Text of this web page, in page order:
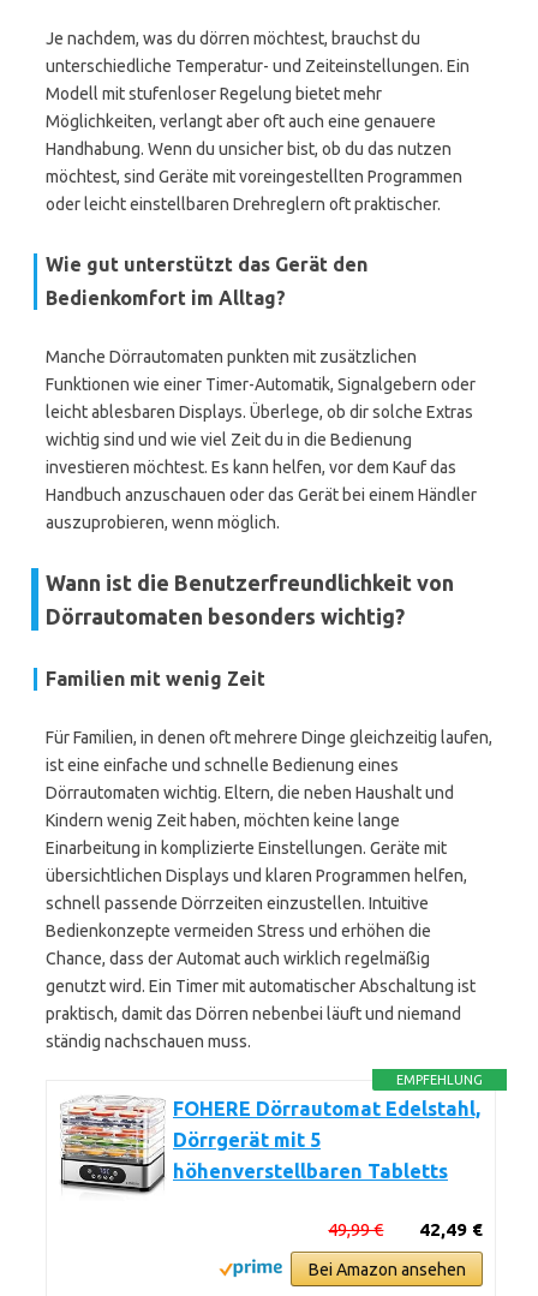
Je nachdem, was du dörren möchtest, brauchst du
unterschiedliche Temperatur- und Zeiteinstellungen. Ein
Modell mit stufenloser Regelung bietet mehr
Möglichkeiten, verlangt aber oft auch eine genauere
Handhabung. Wenn du unsicher bist, ob du das nutzen
möchtest, sind Geräte mit voreingestellten Programmen
oder leicht einstellbaren Drehreglern oft praktischer.
Wie gut unterstützt das Gerät den
Bedienkomfort im Alltag?
Manche Dörrautomaten punkten mit zusätzlichen
Funktionen wie einer Timer-Automatik, Signalgebern oder
leicht ablesbaren Displays. Überlege, ob dir solche Extras
wichtig sind und wie viel Zeit du in die Bedienung
investieren möchtest. Es kann helfen, vor dem Kauf das
Handbuch anzuschauen oder das Gerät bei einem Händler
auszuprobieren, wenn möglich.
Wann ist die Benutzerfreundlichkeit von
Dörrautomaten besonders wichtig?
Familien mit wenig Zeit
Für Familien, in denen oft mehrere Dinge gleichzeitig laufen,
ist eine einfache und schnelle Bedienung eines
Dörrautomaten wichtig. Eltern, die neben Haushalt und
Kindern wenig Zeit haben, möchten keine lange
Einarbeitung in komplizierte Einstellungen. Geräte mit
übersichtlichen Displays und klaren Programmen helfen,
schnell passende Dörrzeiten einzustellen. Intuitive
Bedienkonzepte vermeiden Stress und erhöhen die
Chance, dass der Automat auch wirklich regelmäßig
genutzt wird. Ein Timer mit automatischer Abschaltung ist
praktisch, damit das Dörren nebenbei läuft und niemand
ständig nachschauen muss.
EMPFEHLUNG
FOHERE Dörrautomat Edelstahl,
Dörrgerät mit 5
höhenverstellbaren Tabletts
42,49 €
49,99 €
Bei Amazon ansehen